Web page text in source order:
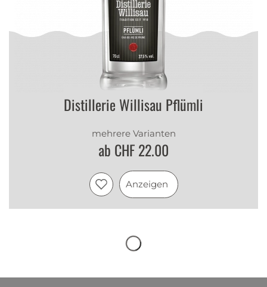
Distillerie Willisau Pflümli
mehrere Varianten
ab CHF 22.00
Anzeigen